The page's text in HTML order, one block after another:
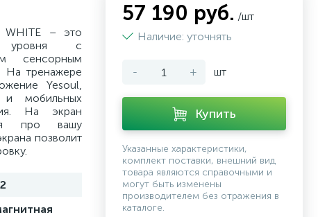
WHITE – это
уровня с
сенсорным
На тренажере
Yesoul,
мобильных
На экран
про вашу
позволит
57 190 руб. /шт
Наличие: уточнять
- + шт
Купить
Указанные характеристики,
комплект поставки, внешний вид
товара являются справочными и
могут быть изменены
производителем без отражения в
каталоге.